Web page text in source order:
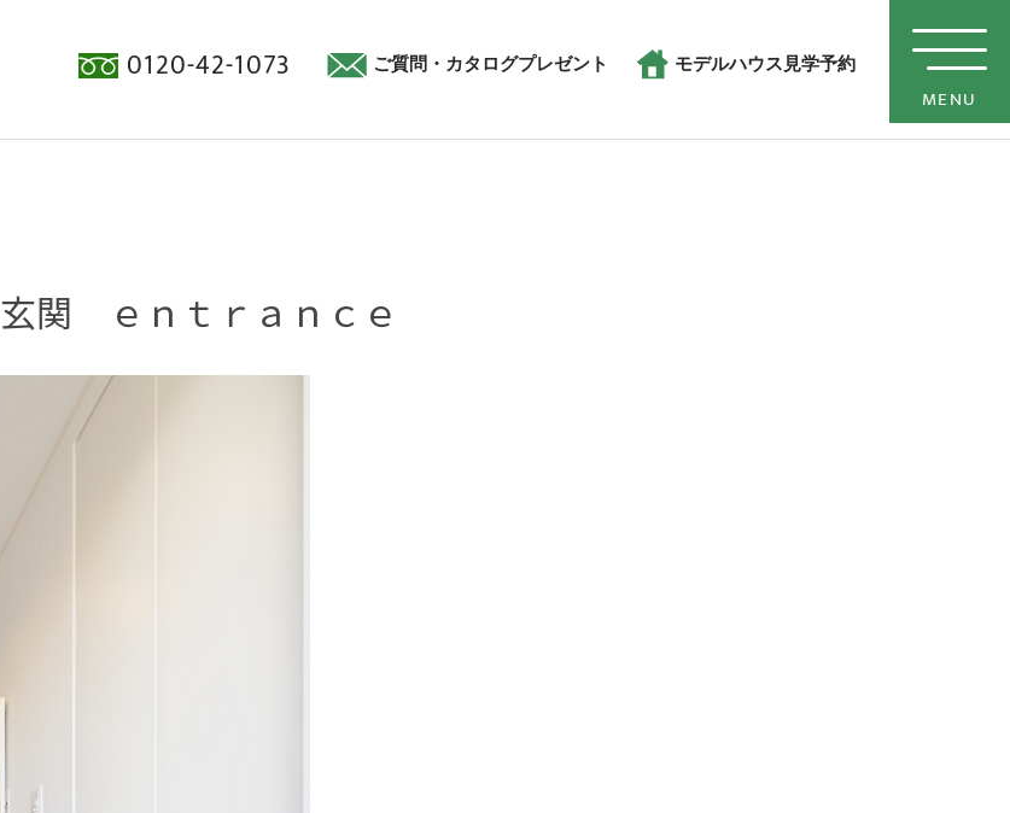
MENU
0120-42-1073 ご質問・カタログプレゼント モデルハウス見学予約
玄関 ｅｎｔｒａｎｃｅ